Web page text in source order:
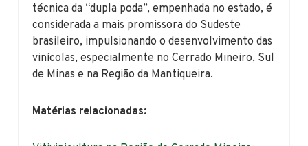
técnica da “dupla poda”, empenhada no estado, é
considerada a mais promissora do Sudeste
brasileiro, impulsionando o desenvolvimento das
vinícolas, especialmente no Cerrado Mineiro, Sul
de Minas e na Região da Mantiqueira.
Matérias relacionadas: